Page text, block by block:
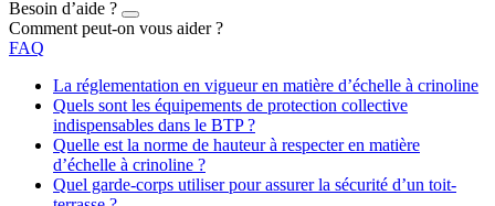
Besoin d’aide ?
Comment peut-on vous aider ?
FAQ
La réglementation en vigueur en matière d’échelle à crinoline
Quels sont les équipements de protection collective
indispensables dans le BTP ?
Quelle est la norme de hauteur à respecter en matière
d’échelle à crinoline ?
Quel garde-corps utiliser pour assurer la sécurité d’un toit-